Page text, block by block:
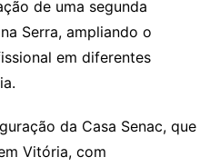
de uma segunda
Serra, ampliando o
em diferentes
da Casa Senac, que
Vitória, com